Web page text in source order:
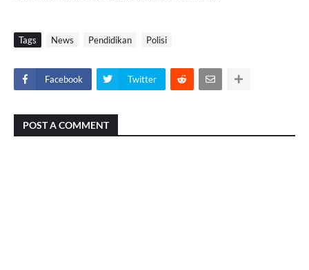
Tags News Pendidikan Polisi
Facebook Twitter
POST A COMMENT